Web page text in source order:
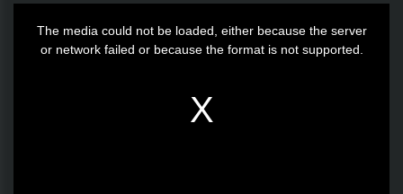
The media could not be loaded, either because the server
or network failed or because the format is not supported.